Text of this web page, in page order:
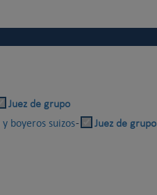
Juez de grupo
boyeros suizos- Juez de grupo